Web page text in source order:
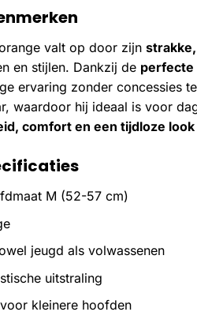
valt op door zijn
en stijlen. Dankzij de perfecte
ervaring zonder concessies
waardoor hij ideaal is voor
comfort en een tijdloze look
M (52-57 cm)
jeugd als volwassenen
uitstraling
kleinere hoofden